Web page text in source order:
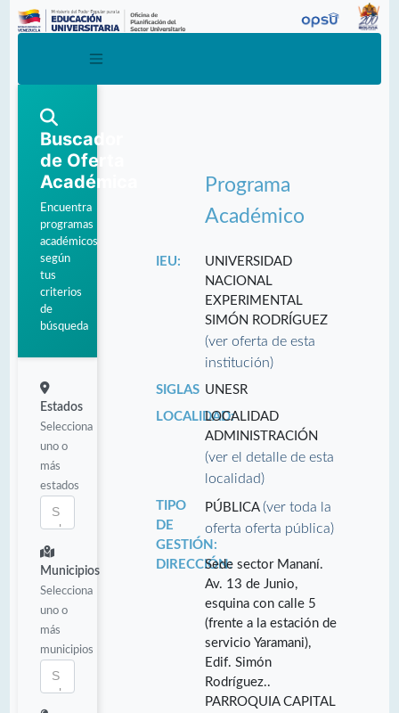
Buscador
de Oferta
Académica
Encuentra
programas
académicos
según
tus
criterios
de
búsqueda
Estados
Selecciona
uno o
más
estados
Municipios
Selecciona
uno o
más
municipios
Programa
Académico
IEU:
UNIVERSIDAD
NACIONAL
EXPERIMENTAL
SIMÓN RODRÍGUEZ
(ver oferta de esta
institución)
SIGLAS UNESR
LOCALIDAD:LOCALIDAD
ADMINISTRACIÓN
(ver el detalle de esta
localidad)
TIPO
DE
GESTIÓN:
PÚBLICA(ver toda la
oferta oferta pública)
DIRECCIÓN:Sede sector Mananí.
Av. 13 de Junio,
esquina con calle 5
(frente a la estación de
servicio Yaramani),
Edif. Simón
Rodríguez..
PARROQUIA CAPITAL